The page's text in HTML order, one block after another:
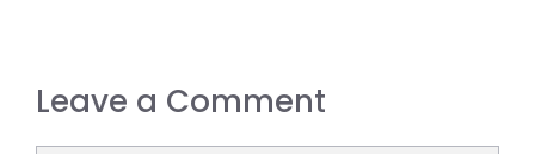
Leave a Comment